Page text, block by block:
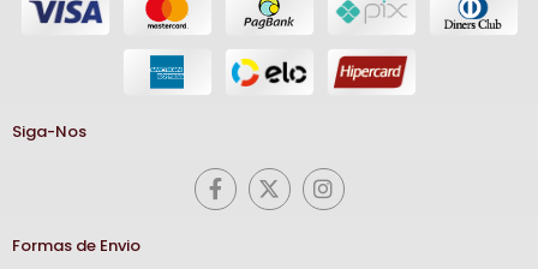
Siga-Nos
Formas de Envio